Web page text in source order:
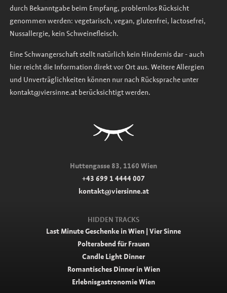
durch Bekanntgabe beim Empfang, problemlos Rücksicht
genommen werden: vegetarisch, vegan, glutenfrei, lactosefrei,
Nussallergie, kein Schweinefleisch.
Eine Schwangerschaft stellt natürlich kein Hindernis dar - auch
hier reicht die Information direkt vor Ort aus. Weitere Allergien
und Unverträglichkeiten können nur nach Rücksprache unter
kontakt@viersinne.at berücksichtigt werden.
Huttengasse 83, 1160 Wien
+43 699 1 4444 007
kontakt@viersinne.at
HIDDEN TRACKS
Last Minute Geschenke in Wien | Vier Sinne
Polterabend für Frauen
Candle Light Dinner
Romantisches Dinner in Wien
Erlebnisgastronomie Wien